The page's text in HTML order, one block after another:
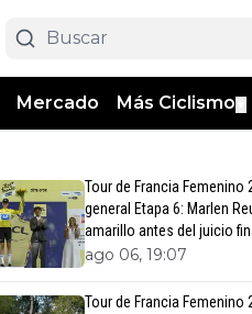
Mercado Más Ciclismo
Tour de Francia Femenino
general Etapa 6: Marlen
amarillo antes del juicio
ago 06, 19:07
Tour de Francia Femenino